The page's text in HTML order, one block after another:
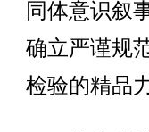
同体意识叙
确立严谨规
检验的精品